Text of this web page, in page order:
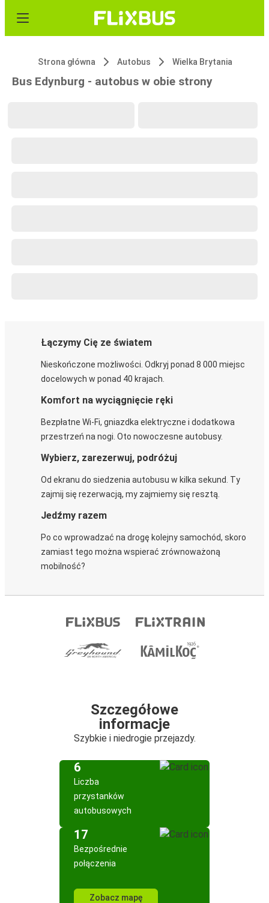
Strona główna Autobus Wielka Brytania
Bus Edynburg - autobus w obie strony
Łączymy Cię ze światem
Nieskończone możliwości. Odkryj ponad 8 000 miejsc
docelowych w ponad 40 krajach.
Komfort na wyciągnięcie ręki
Bezpłatne Wi-Fi, gniazdka elektryczne i dodatkowa
przestrzeń na nogi. Oto nowoczesne autobusy.
Wybierz, zarezerwuj, podróżuj
Od ekranu do siedzenia autobusu w kilka sekund. Ty
zajmij się rezerwacją, my zajmiemy się resztą.
Jedźmy razem
Po co wprowadzać na drogę kolejny samochód, skoro
zamiast tego można wspierać zrównoważoną
mobilność?
Szczegółowe
informacje
Szybkie i niedrogie przejazdy.
6
Liczba
przystanków
autobusowych
17
Bezpośrednie
połączenia
Zobacz mapę